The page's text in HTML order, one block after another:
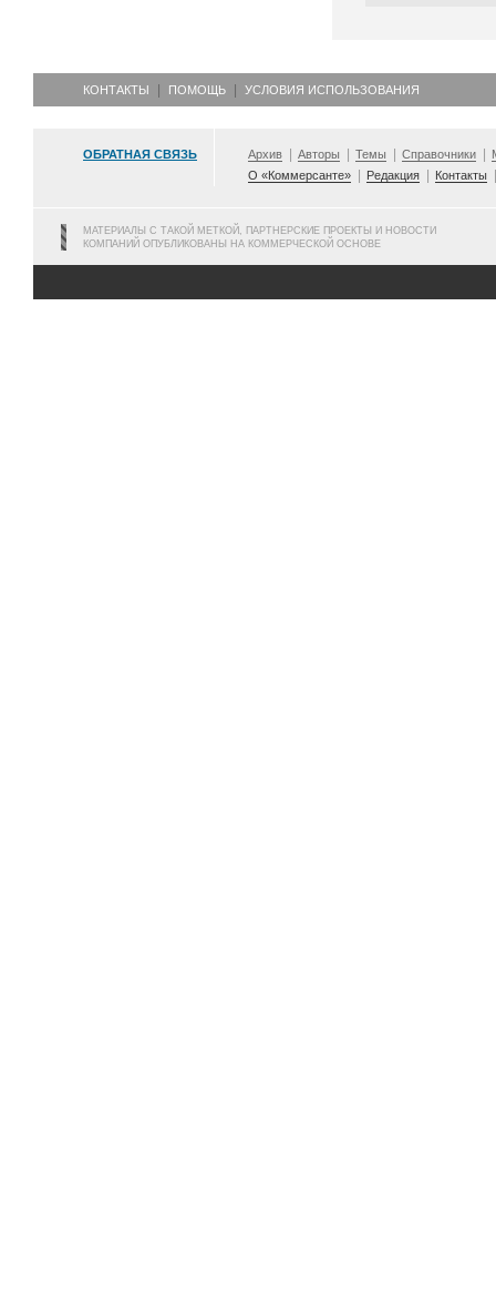
КОНТАКТЫ ПОМОЩЬ УСЛОВИЯ ИСПОЛЬЗОВАНИЯ
ОБРАТНАЯ СВЯЗЬ Архив Авторы Темы Справочники
О «Коммерсанте»
Редакция Контакты
МАТЕРИАЛЫ С ТАКОЙ МЕТКОЙ, ПАРТНЕРСКИЕ ПРОЕКТЫ И НОВОСТИ
КОМПАНИЙ ОПУБЛИКОВАНЫ НА КОММЕРЧЕСКОЙ ОСНОВЕ